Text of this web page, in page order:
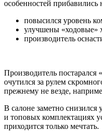
особенностей прибавились
повысился уровень
улучшены «ходовые»
производитель
Производитель постарался
очутился за рулем
прежнему не везде,
В салоне заметно
и топовых комплектациях
приходится только мечтать.